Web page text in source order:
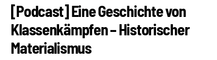
[Podcast] Eine Geschichte von
Klassenkämpfen – Historischer
Materialismus